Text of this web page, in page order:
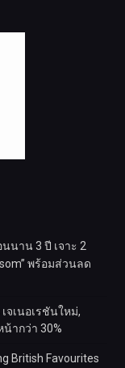
นาน 3 ปี เจาะ 2
พร้อมส่วนลด
จเนอเรชันใหม่,
ากว่า 30%
British Favourites